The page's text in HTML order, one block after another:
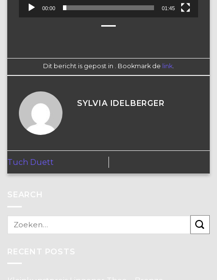
00:00 01:45
Dit bericht is gepost in . Bookmark de link.
SYLVIA IDELBERGER
Tuch Duett
SEARCH
RECENT POSTS